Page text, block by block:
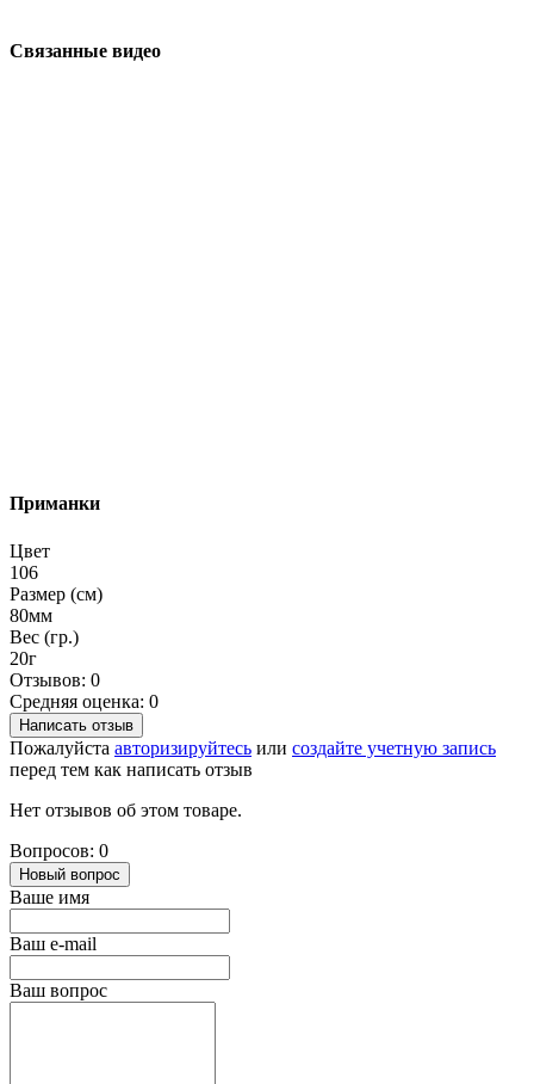
Связанные видео
Приманки
Цвет
106
Размер (см)
80мм
Вес (гр.)
20г
Отзывов: 0
Средняя оценка: 0
Написать отзыв
Пожалуйста авторизируйтесь или создайте учетную запись
перед тем как написать отзыв
Нет отзывов об этом товаре.
Вопросов: 0
Новый вопрос
Ваше имя
Ваш e-mail
Ваш вопрос